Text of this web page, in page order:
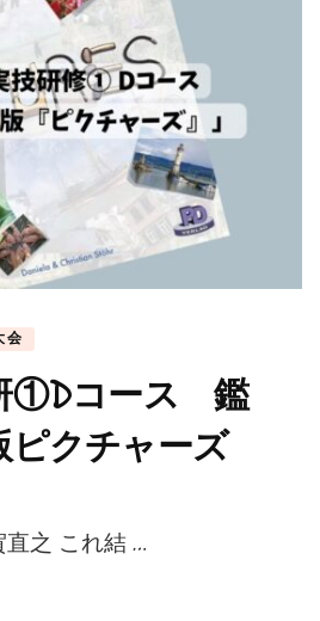
会
①Dコース 鑑
クチャーズ
之 これ結 …